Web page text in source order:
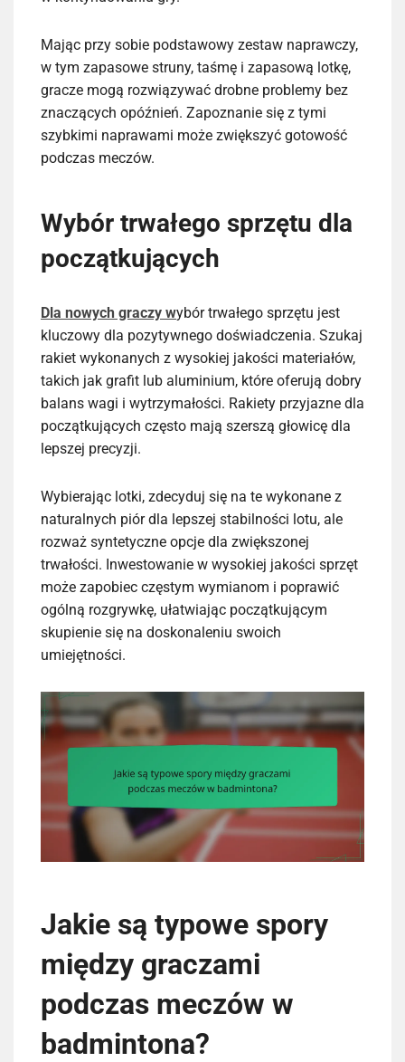
Mając przy sobie podstawowy zestaw naprawczy,
w tym zapasowe struny, taśmę i zapasową lotkę,
gracze mogą rozwiązywać drobne problemy bez
znaczących opóźnień. Zapoznanie się z tymi
szybkimi naprawami może zwiększyć gotowość
podczas meczów.
Wybór trwałego sprzętu dla
początkujących
Dla nowych graczy wybór trwałego sprzętu jest
kluczowy dla pozytywnego doświadczenia. Szukaj
rakiet wykonanych z wysokiej jakości materiałów,
takich jak grafit lub aluminium, które oferują dobry
balans wagi i wytrzymałości. Rakiety przyjazne dla
początkujących często mają szerszą głowicę dla
lepszej precyzji.
Wybierając lotki, zdecyduj się na te wykonane z
naturalnych piór dla lepszej stabilności lotu, ale
rozważ syntetyczne opcje dla zwiększonej
trwałości. Inwestowanie w wysokiej jakości sprzęt
może zapobiec częstym wymianom i poprawić
ogólną rozgrywkę, ułatwiając początkującym
skupienie się na doskonaleniu swoich
umiejętności.
Jakie są typowe spory
między graczami
podczas meczów w
badmintona?